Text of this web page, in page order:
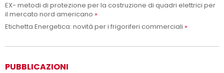
EX- metodi di protezione per la costruzione di quadri elettrici per
il mercato nord americano
Etichetta Energetica: novità per i frigoriferi commerciali
PUBBLICAZIONI